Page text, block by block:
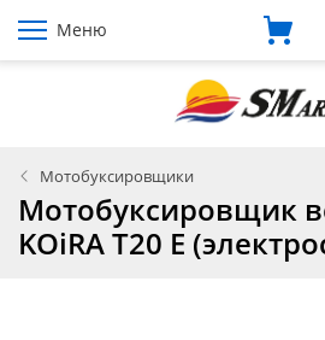
Меню
Мотобуксировщики
Мотобуксировщик
KOiRA T20 E